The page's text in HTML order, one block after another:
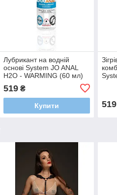
Лубрикант на водній
основі System JO ANAL
H2O - WARMING (60 мл)
519₴
Купити 519